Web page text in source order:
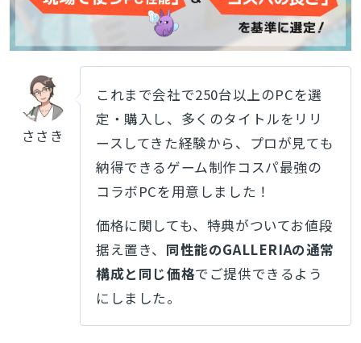
ささき
これまで会社で250台以上のPCを選
定・購入し、多くのタイトルをリリ
ースしてきた経験から、プロが見ても
納得できるゲーム制作コスパ最強の
コラボPCを用意しました！
価格に関しても、特典がついてお値段
据え置き、 同性能のGALLERIAの通常
構成と同じ価格でご提供できるよう
にしました。